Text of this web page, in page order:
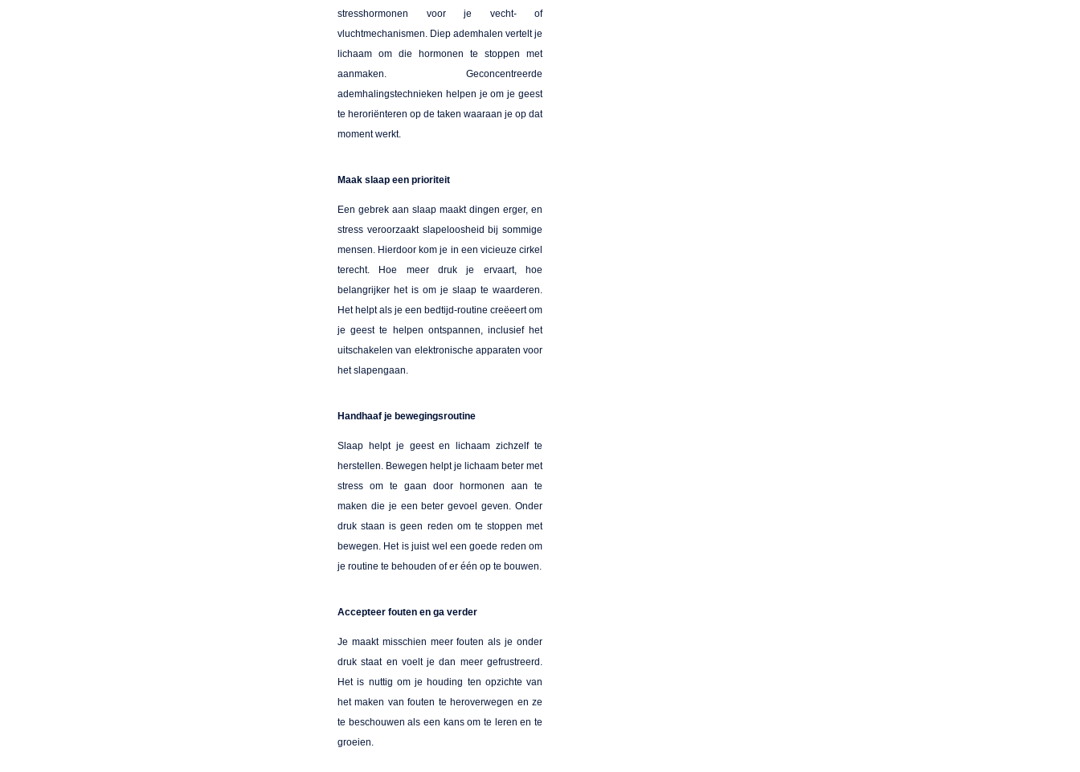
stresshormonen voor je vecht- of
vluchtmechanismen. Diep ademhalen vertelt je
lichaam om die hormonen te stoppen met
aanmaken. Geconcentreerde
ademhalingstechnieken helpen je om je geest
te heroriënteren op de taken waaraan je op dat
moment werkt.
Maak slaap een prioriteit
Een gebrek aan slaap maakt dingen erger, en
stress veroorzaakt slapeloosheid bij sommige
mensen. Hierdoor kom je in een vicieuze cirkel
terecht. Hoe meer druk je ervaart, hoe
belangrijker het is om je slaap te waarderen.
Het helpt als je een bedtijd-routine creëeert om
je geest te helpen ontspannen, inclusief het
uitschakelen van elektronische apparaten voor
het slapengaan.
Handhaaf je bewegingsroutine
Slaap helpt je geest en lichaam zichzelf te
herstellen. Bewegen helpt je lichaam beter met
stress om te gaan door hormonen aan te
maken die je een beter gevoel geven. Onder
druk staan is geen reden om te stoppen met
bewegen. Het is juist wel een goede reden om
je routine te behouden of er één op te bouwen.
Accepteer fouten en ga verder
Je maakt misschien meer fouten als je onder
druk staat en voelt je dan meer gefrustreerd.
Het is nuttig om je houding ten opzichte van
het maken van fouten te heroverwegen en ze
te beschouwen als een kans om te leren en te
groeien.